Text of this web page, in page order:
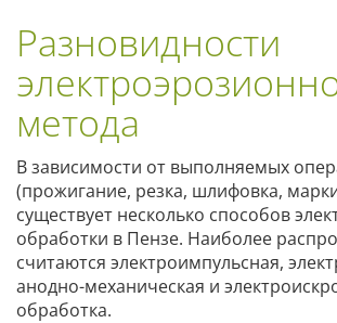
Разновидности
метода
В зависимости от выполняемых
(прожигание, резка, шлифовка,
существует несколько способов
обработки в Пензе. Наиболее
считаются электроимпульсная,
анодно-механическая и
обработка.